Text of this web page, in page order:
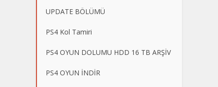
UPDATE BÖLÜMÜ
PS4 Kol Tamiri
PS4 OYUN DOLUMU HDD 16 TB ARŞİV
PS4 OYUN İNDİR